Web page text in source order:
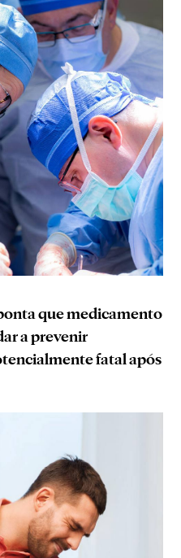
que medicamento
a prevenir
fatal após